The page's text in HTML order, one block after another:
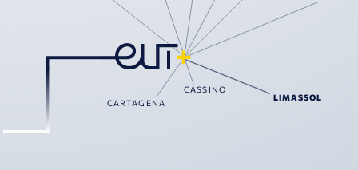
CASSINO
CARTAGENA
LIMASSOL